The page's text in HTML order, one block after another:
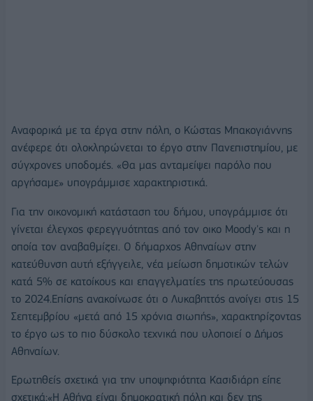
Αναφορικά με τα έργα στην πόλη, ο Κώστας Μπακογιάννης
ανέφερε ότι ολοκληρώνεται το έργο στην Πανεπιστημίου, με
σύγχρονες υποδομές. «Θα μας ανταμείψει παρόλο που
αργήσαμε» υπογράμμισε χαρακτηριστικά.
Για την οικονομική κατάσταση του δήμου, υπογράμμισε ότι
γίνεται έλεγχος φερεγγυότητας από τον οικο Moody's και η
οποία τον αναβαθμίζει. Ο δήμαρχος Αθηναίων στην
κατεύθυνση αυτή εξήγγειλε, νέα μείωση δημοτικών τελών
κατά 5% σε κατοίκους και επαγγελματίες της πρωτεύουσας
το 2024.Επίσης ανακοίνωσε ότι ο Λυκαβηττός ανοίγει στις 15
Σεπτεμβρίου «μετά από 15 χρόνια σιωπής», χαρακτηρίζοντας
το έργο ως το πιο δύσκολο τεχνικά που υλοποιεί ο Δήμος
Αθηναίων.
Ερωτηθείς σχετικά για την υποψηφιότητα Κασιδιάρη είπε
σχετικά:«Η Αθήνα είναι δημοκρατική πόλη και δεν της